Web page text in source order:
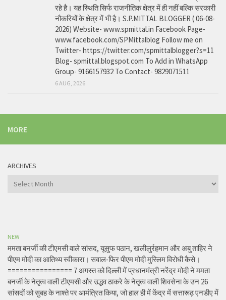
रहे है। यह स्थिति सिर्फ राजनीतिक क्षेत्र में ही नहीं बल्कि सरकारी
नौकरियों के क्षेत्र में भी है। S.P.MITTAL BLOGGER ( 06-08-
2026) Website- www.spmittal.in Facebook Page-
www.facebook.com/SPMittalblog Follow me on
Twitter- https://twitter.com/spmittalblogger?s=11
Blog- spmittal.blogspot.com To Add in WhatsApp
Group- 9166157932 To Contact- 9829071511
6 AUG, 2026
MORE
ARCHIVES
Archives
NEW
ममता बनर्जी की टीएमसी वाले सांसद, यूसुफ पठान, खलीलुर्रहमान और अबु ताहिर ने
पीएम मोदी का आतिथ्य स्वीकारा। सवाल-फिर पीएम मोदी मुस्लिम विरोधी कैसे।
================ 7 अगस्त को दिल्ली में प्रधानमंत्री नरेंद्र मोदी ने ममता
बनर्जी के नेतृत्व वाली टीएमसी और उद्धव ठाकरे के नेतृत्व वाली शिवसेना के उन 26
सांसदों को सुबह के नाश्ते पर आमंत्रित किया, जो हाल ही में केंद्र में सत्तारूढ़ एनडीए में